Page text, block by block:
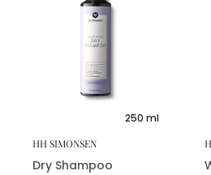
250 ml
HH SIMONSEN
Dry Shampoo